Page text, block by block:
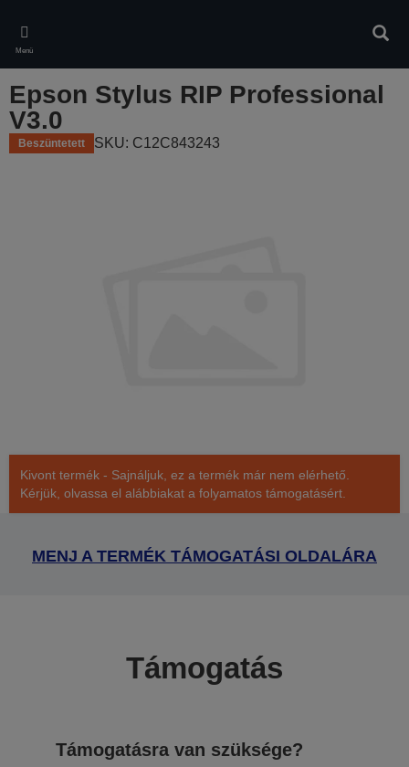
main
content
Menü
Epson Stylus RIP Professional
V3.0
Beszüntetett SKU: C12C843243
Kivont termék - Sajnáljuk, ez a termék már nem elérhető.
Kérjük, olvassa el alábbiakat a folyamatos támogatásért.
MENJ A TERMÉK TÁMOGATÁSI OLDALÁRA
Támogatás
Támogatásra van szüksége?